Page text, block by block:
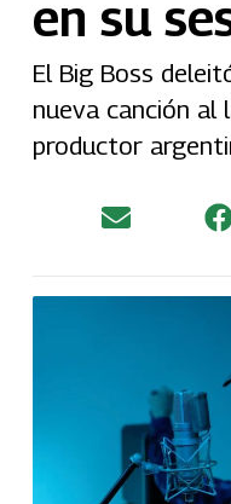
en su
El Big Boss
nueva canción
productor